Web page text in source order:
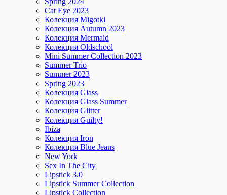
Cat Eye 2023
Колекция Migotki
Колекция Autumn 2023
Колекция Mermaid
Колекция Oldschool
Mini Summer Collection 2023
Summer Trio
Summer 2023
Spring 2023
Колекция Glass
Колекция Glass Summer
Колекция Glitter
Колекция Guilty!
Ibiza
Колекция Iron
Колекция Blue Jeans
New York
Sex In The City
Lipstick 3.0
Lipstick Summer Collection
Lipstick Collection